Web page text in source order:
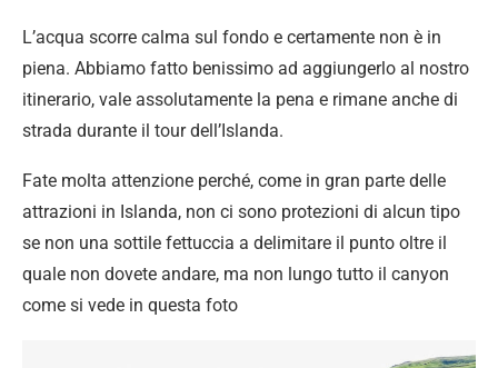
L’acqua scorre calma sul fondo e certamente non è in
piena. Abbiamo fatto benissimo ad aggiungerlo al nostro
itinerario, vale assolutamente la pena e rimane anche di
strada durante il tour dell’Islanda.
Fate molta attenzione perché, come in gran parte delle
attrazioni in Islanda, non ci sono protezioni di alcun tipo
se non una sottile fettuccia a delimitare il punto oltre il
quale non dovete andare, ma non lungo tutto il canyon
come si vede in questa foto